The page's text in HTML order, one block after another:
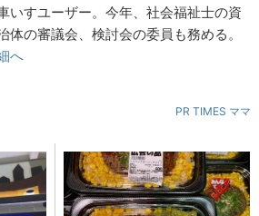
いすユーザー。今年、社会福祉士の資
体の審議会、検討会の委員も務める。
へ
PR TIMES ママ